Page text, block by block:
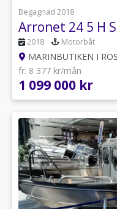
Begagnad 2018
Arronet 24 5 H
2018 Motorbåt
MARINBUTIKEN I
fr. 8 377 kr/mån
1 099 000 kr